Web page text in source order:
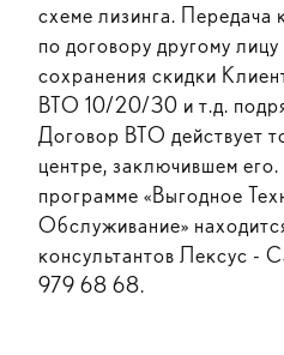
схеме лизинга. Передача
по договору другому
сохранения скидки
ВТО 10/20/30 и т.д.
Договор ВТО действует
центре, заключившем
программе «Выгодное
Обслуживание»
консультантов Лексус -
979 68 68.